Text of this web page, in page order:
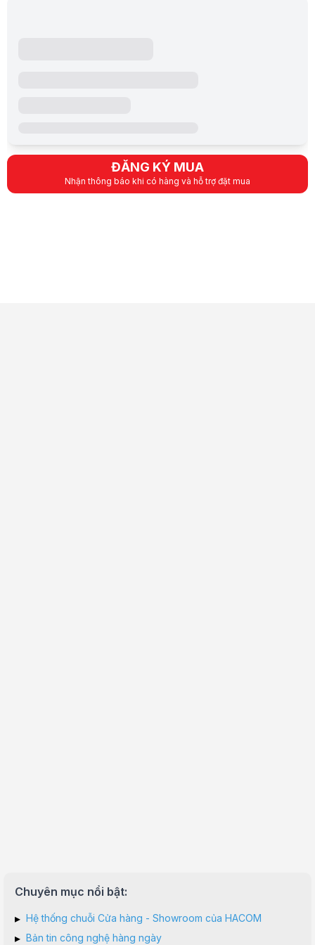
ĐĂNG KÝ MUA
Nhận thông báo khi có hàng và hỗ trợ đặt mua
Chuyên mục nổi bật:
▸ Hệ thống chuỗi Cửa hàng - Showroom của HACOM
▸ Bản tin công nghệ hàng ngày